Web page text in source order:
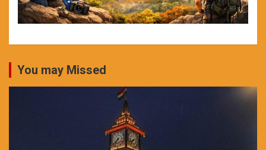
You may Missed